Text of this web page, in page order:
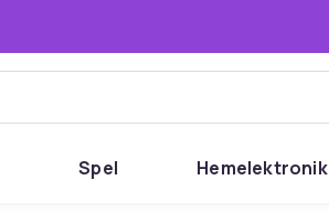
Spel Hemelektronik